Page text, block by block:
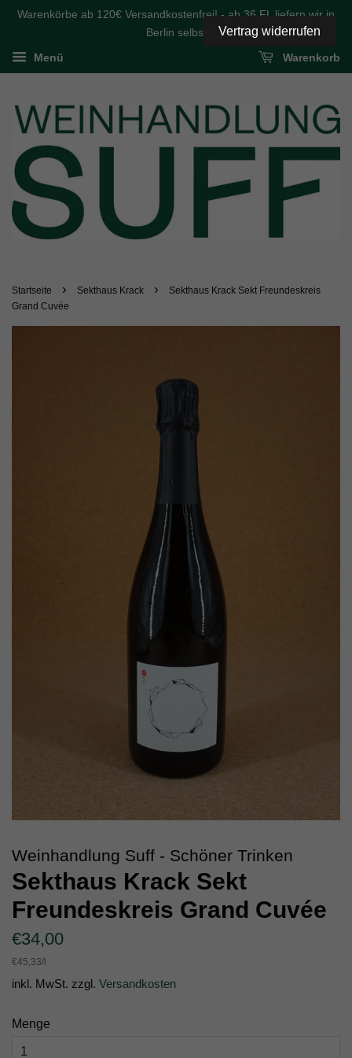
Warenkörbe ab 120€ Versandkostenfrei! - ab 36 FL liefern wir in
Berlin selbst
Menü Warenkorb
Startseite › Sekthaus Krack ›
Sekthaus Krack Sekt Freundeskreis
Grand Cuvée
Weinhandlung Suff - Schöner Trinken
Sekthaus Krack Sekt
Freundeskreis Grand Cuvée
Normaler
Preis
€34,00
Einzelpreis
€45,33/
inkl. MwSt. zzgl. Versandkosten
Menge
Vertrag widerrufen